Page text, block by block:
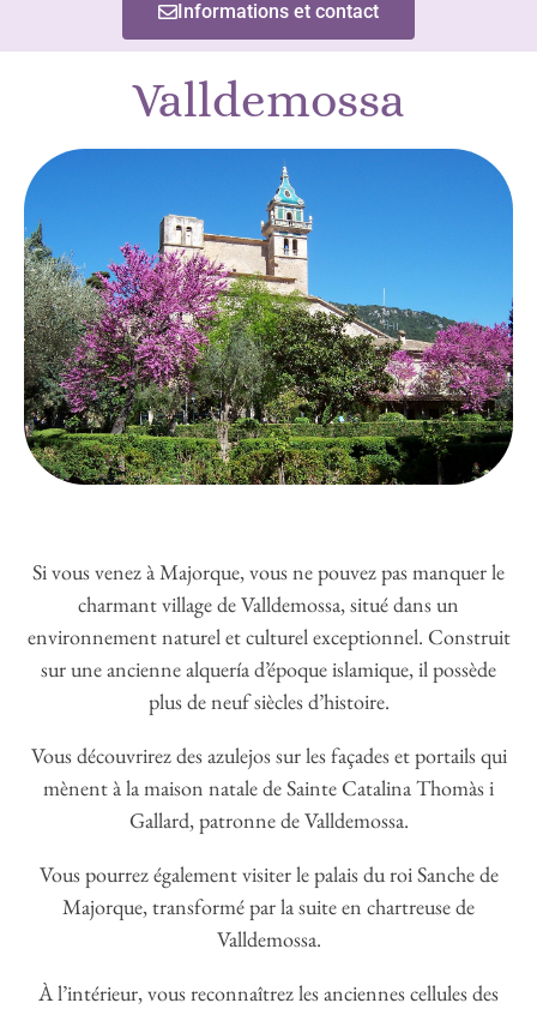
Si vous venez à Majorque, vous ne pouvez pas manquer le
sur une ancienne alquería d’époque islamique, il possède
plus de neuf siècles d’histoire.
Vous découvrirez des azulejos sur les façades et portails qui
mènent à la maison natale de Sainte Catalina Thomàs i
Gallard, patronne de Valldemossa.
Vous pourrez également visiter le palais du roi Sanche de
Majorque, transformé par la suite en chartreuse de
À l’intérieur, vous reconnaîtrez les anciennes cellules des
moines chartreux qui, à partir du XIXe siècle, furent
voyageurs étrangers arrivés aux Baléares, tels que Frédéric